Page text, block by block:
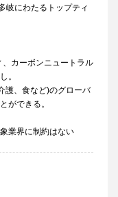
岐にわたるトップティ
カーボンニュートラル
。
護、食など)のグローバ
ができる。
業界に制約はない